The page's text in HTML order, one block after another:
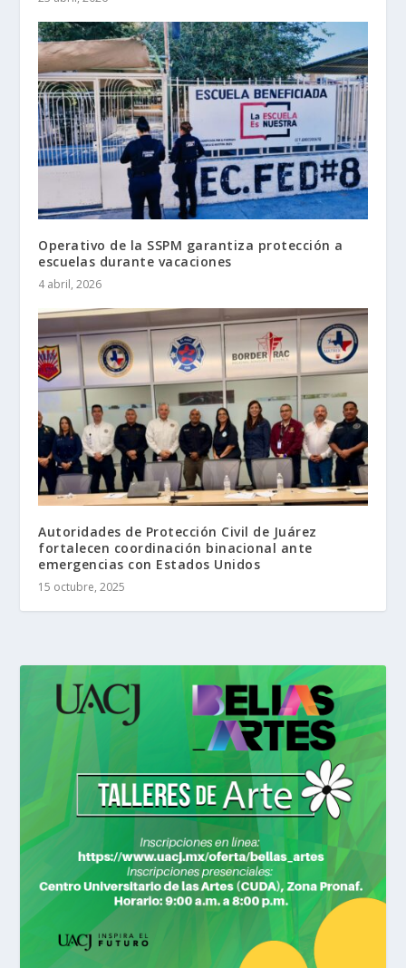
Operativo de la SSPM garantiza protección a
escuelas durante vacaciones
4 abril, 2026
Autoridades de Protección Civil de Juárez
fortalecen coordinación binacional ante
emergencias con Estados Unidos
15 octubre, 2025